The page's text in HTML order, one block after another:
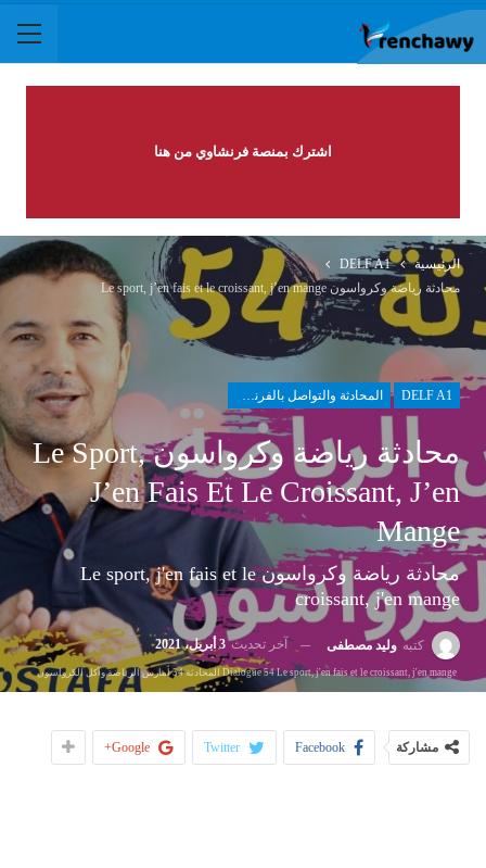
اشترك بمنصة فرنشاوي من هنا
الرئيسية
DELF A1
محادثة رياضة وكرواسون Le sport, j’en fais et le croissant, j’en mange
DELF A1
محادثة رياضة وكرواسون Le Sport,
J’en Fais Et Le Croissant, J’en
Mange
محادثة رياضة وكرواسون Le sport, j'en fais et le
croissant, j'en mange
كتبه وليد مصطفى آخر تحديث3 أبريل، 2021
Dialogue 54 Le sport, j'en fais et le croissant, j'en mange المحادثة 54 أمارس الرياضة وآكل الكرواسون
مشاركة Facebook
Twitter
Google+